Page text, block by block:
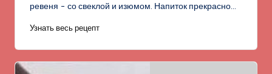
ревеня - со свеклой и изюмом. Напиток прекрасно…
Узнать весь рецепт